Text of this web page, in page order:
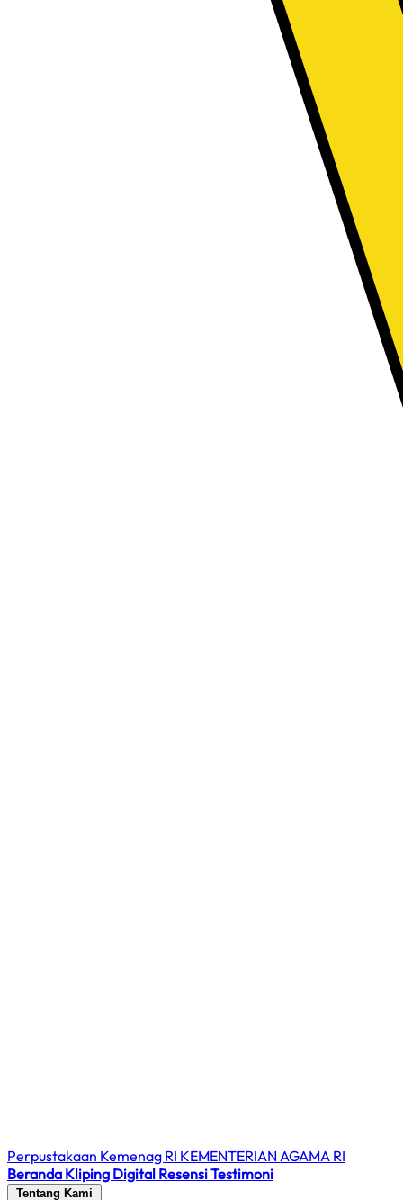
Perpustakaan Kemenag RI KEMENTERIAN AGAMA RI
Beranda Kliping Digital ResensiTestimoni
Tentang Kami